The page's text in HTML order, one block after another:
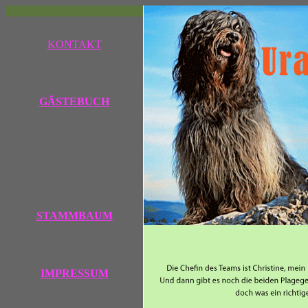
KONTAKT
GÄSTEBUCH
STAMMBAUM
IMPRESSUM